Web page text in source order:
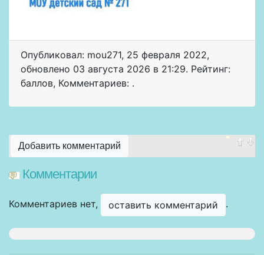
Опубликовал: mou271, 25 февраля 2022,
обновлено 03 августа 2026 в 21:29. Рейтинг:
баллов, Комментариев: .
Добавить комментарий
Комментарии
Комментариев нет, оставить комментарий .